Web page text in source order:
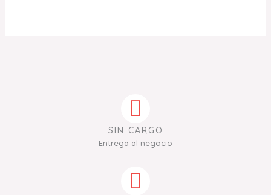
SIN CARGO
Entrega al negocio